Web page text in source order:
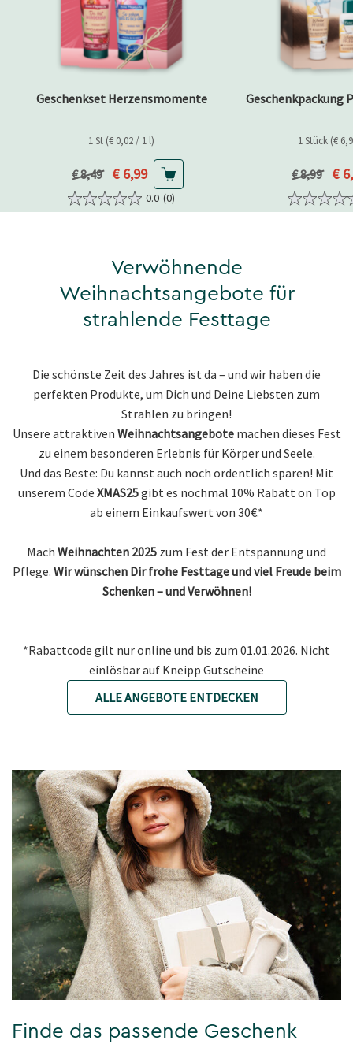
Geschenkset Herzensmomente
1 St (€ 0,02 / 1 l)
Vorheriger Preis
€ 8,49 Aktueller Preis
€ 6,99
0.0 (0)
Geschenkpackung
1 Stück (€
Vorheriger
€ 8,99 €
Verwöhnende
Weihnachtsangebote für
strahlende Festtage
Die schönste Zeit des Jahres ist da – und wir haben die
perfekten Produkte, um Dich und Deine Liebsten zum
Strahlen zu bringen!
Unsere attraktiven Weihnachtsangebotemachen dieses Fest
zu einem besonderen Erlebnis für Körper und Seele.
Und das Beste: Du kannst auch noch ordentlich sparen! Mit
unserem Code XMAS25gibt es nochmal 10% Rabatt on Top
ab einem Einkaufswert von 30€.*
Mach Weihnachten 2025 zum Fest der Entspannung und
Pflege. Wir wünschen Dir frohe Festtage und viel Freude beim
Schenken – und Verwöhnen!
*Rabattcode gilt nur online und bis zum 01.01.2026. Nicht
einlösbar auf Kneipp Gutscheine
ALLE ANGEBOTE ENTDECKEN
Finde das passende Geschenk